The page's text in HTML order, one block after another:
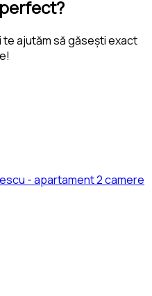
te ajutăm să găsești exact
- apartament 2 camere